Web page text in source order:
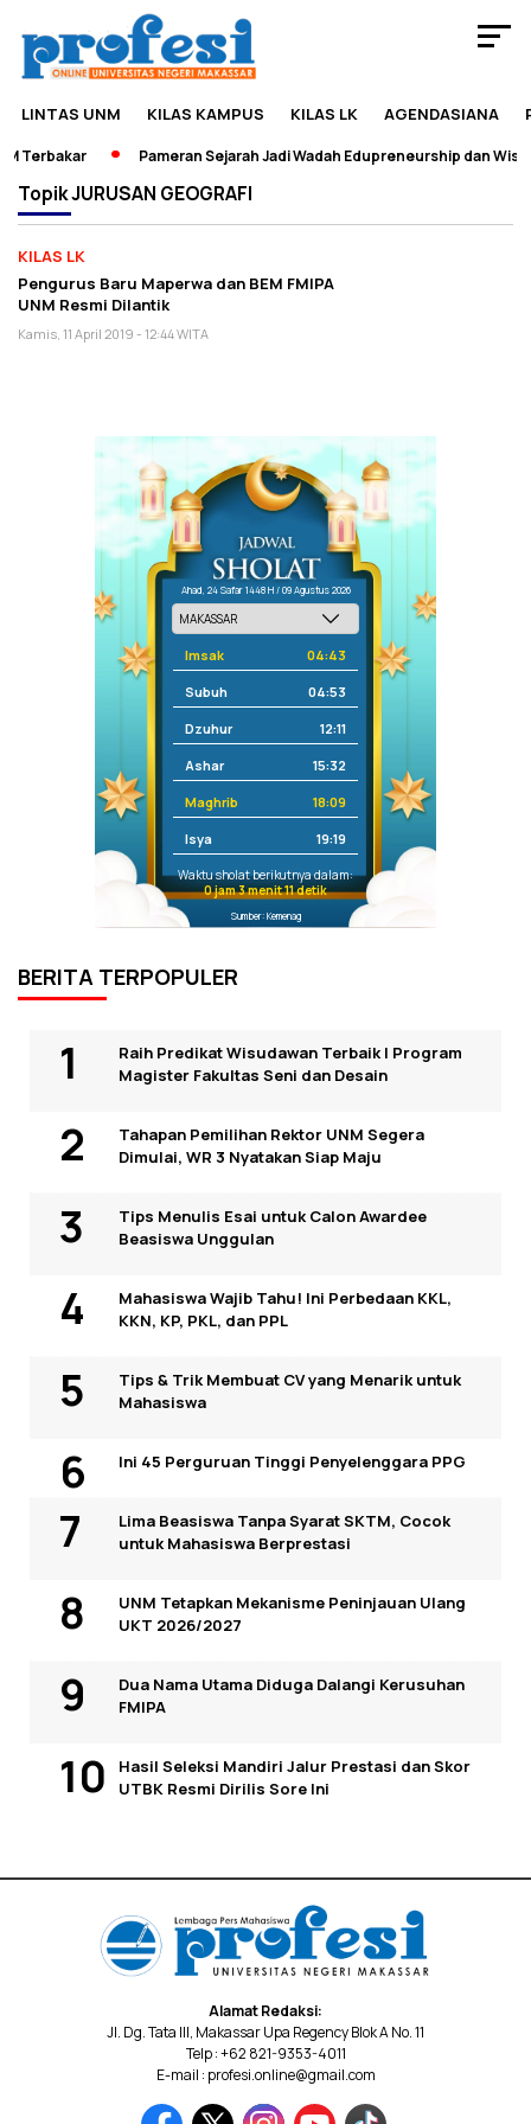
LINTAS UNM KILAS KAMPUS KILAS LK AGENDASIANA
Terbakar Pameran Sejarah Jadi Wadah Edupreneurship dan Wisata
TopikJURUSAN GEOGRAFI
KILAS LK
Pengurus Baru Maperwa dan BEM FMIPA
UNM Resmi Dilantik
Kamis, 11 April 2019 - 12:44 WITA
Ahad, 24 Safar 1448 H / 09 Agustus 2026
Imsak 04:43
Subuh 04:53
Dzuhur 12:11
Ashar 15:32
Maghrib 18:09
Isya 19:19
Waktu sholat berikutnya dalam:
0 jam 3 menit 11 detik
Sumber: Kemenag
BERITA TERPOPULER
Raih Predikat Wisudawan Terbaik I Program
Magister Fakultas Seni dan Desain
Tahapan Pemilihan Rektor UNM Segera
Dimulai, WR 3 Nyatakan Siap Maju
Tips Menulis Esai untuk Calon Awardee
Beasiswa Unggulan
Mahasiswa Wajib Tahu! Ini Perbedaan KKL,
KKN, KP, PKL, dan PPL
Tips & Trik Membuat CV yang Menarik untuk
Mahasiswa
Ini 45 Perguruan Tinggi Penyelenggara PPG
Lima Beasiswa Tanpa Syarat SKTM, Cocok
untuk Mahasiswa Berprestasi
UNM Tetapkan Mekanisme Peninjauan Ulang
UKT 2026/2027
Dua Nama Utama Diduga Dalangi Kerusuhan
FMIPA
Hasil Seleksi Mandiri Jalur Prestasi dan Skor
UTBK Resmi Dirilis Sore Ini
Alamat Redaksi:
Jl. Dg. Tata III, Makassar Upa Regency Blok A No. 11
Telp : +62 821-9353-4011
E-mail : profesi.online@gmail.com